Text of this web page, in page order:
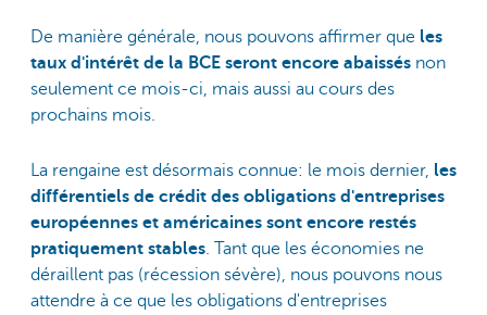
De manière générale, nous pouvons affirmer que les
taux d'intérêt de la BCE seront encore abaissés non
seulement ce mois-ci, mais aussi au cours des
prochains mois.
La rengaine est désormais connue: le mois dernier, les
différentiels de crédit des obligations d'entreprises
européennes et américaines sont encore restés
pratiquement stables. Tant que les économies ne
déraillent pas (récession sévère), nous pouvons nous
attendre à ce que les obligations d'entreprises